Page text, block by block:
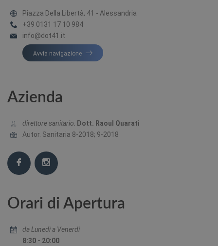
Piazza Della Libertà, 41 - Alessandria
+39 0131 17 10 984
info@dot41.it
Avvia navigazione
Azienda
direttore sanitario: Dott. Raoul Quarati
Autor. Sanitaria 8-2018; 9-2018
Orari di Apertura
da Lunedì a Venerdì
8:30 - 20:00